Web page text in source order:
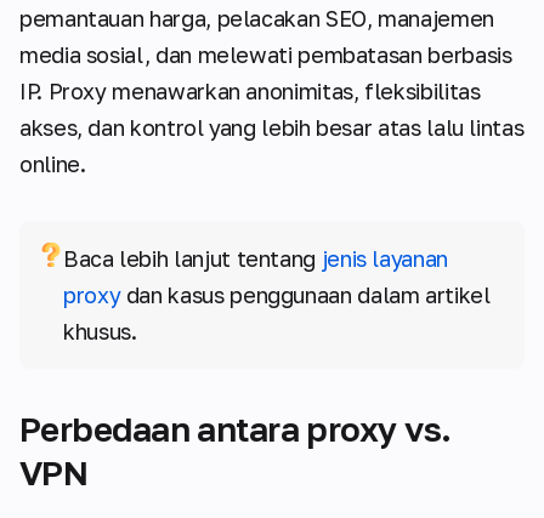
pemantauan harga, pelacakan SEO, manajemen
media sosial, dan melewati pembatasan berbasis
IP. Proxy menawarkan anonimitas, fleksibilitas
akses, dan kontrol yang lebih besar atas lalu lintas
online.
Baca lebih lanjut tentang jenis layanan
proxydan kasus penggunaan dalam artikel
khusus.
Perbedaan antara proxy vs.
VPN